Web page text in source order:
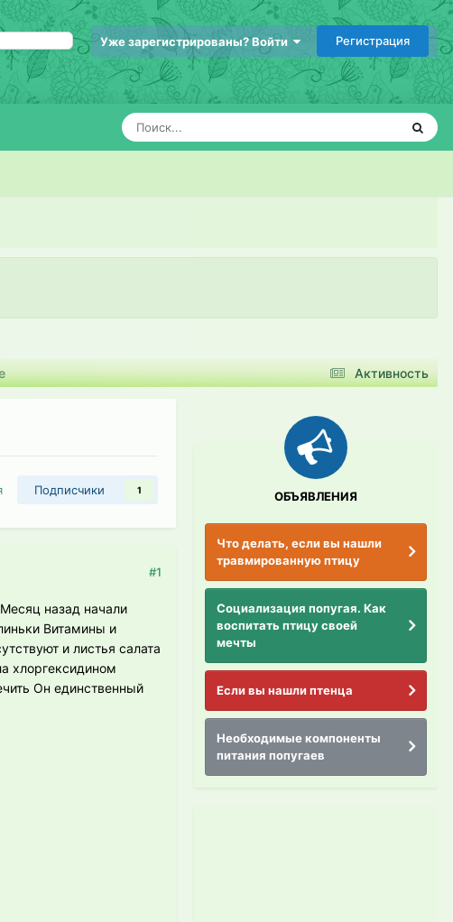
Уже зарегистрированы? Войти Регистрация
Активность
Подписчики 1
#1
назад начали
Витамины и
и листья салата
хлоргексидином
Он единственный
ОБЪЯВЛЕНИЯ
Что делать, если вы нашли
травмированную птицу
Социализация попугая. Как
воспитать птицу своей
мечты
Если вы нашли птенца
Необходимые компоненты
питания попугаев